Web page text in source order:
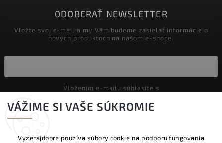
VÁŽIME SI VAŠE SÚKROMIE
Vyzerajdobre používa súbory cookie na podporu fungovania
ODOBERAŤ NEWSLETTER
Vložte svoj e-mail a my Vám budeme zasielať informácie o
nových produktoch na našom e-shope.